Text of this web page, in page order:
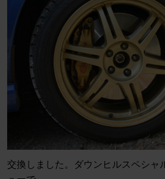
交換しました。ダウンヒルスペシャ